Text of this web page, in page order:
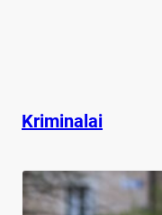
Kriminalai